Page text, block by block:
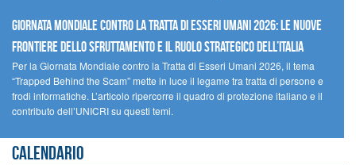
GIORNATA MONDIALE CONTRO LA TRATTA DI ESSERI UMANI 2026: LE NUOVE
FRONTIERE DELLO SFRUTTAMENTO E IL RUOLO STRATEGICO DELL’ITALIA
Per la Giornata Mondiale contro la Tratta di Esseri Umani 2026, il tema
“Trapped Behind the Scam” mette in luce il legame tra tratta di persone e
frodi informatiche. L’articolo ripercorre il quadro di protezione italiano e il
contributo dell’UNICRI su questi temi.
Calendario